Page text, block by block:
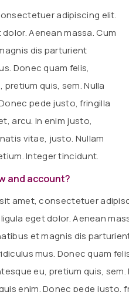
adipiscing elit.
Aenean massa. Cum
dis parturient
Donec quam felis,
quis, sem. Nulla
pede justo, fringilla
arcu. In enim justo,
vitae, justo. Nullam
Integer tincidunt.
and account?
amet, consectetuer
eget dolor. Aenean
et magnis dis
mus. Donec quam
eu, pretium quis, sem.
enim. Donec pede justo,